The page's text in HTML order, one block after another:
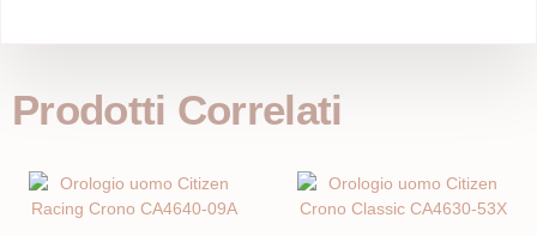
Prodotti Correlati